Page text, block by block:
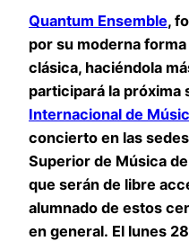
Quantum Ensemble,
por su moderna
clásica, haciéndola
participará la próxima
Internacional de
concierto en las
Superior de Música
que serán de libre
alumnado de estos
en general. El lunes